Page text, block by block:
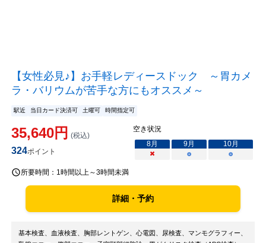
【女性必見♪】お手軽レディースドック ～胃カメ
ラ・バリウムが苦手な方にもオススメ～
駅近 当日カード決済可 土曜可 時間指定可
35,640円 (税込)
324ポイント
空き状況
8月 9月 10月
×
○ ○
所要時間： 1時間以上～3時間未満
詳細・予約
基本検査、血液検査、胸部レントゲン、心電図、尿検査、マンモグラフィー、